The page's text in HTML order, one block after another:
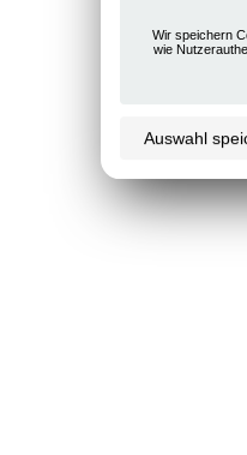
Wir speichern
wie
Auswahl